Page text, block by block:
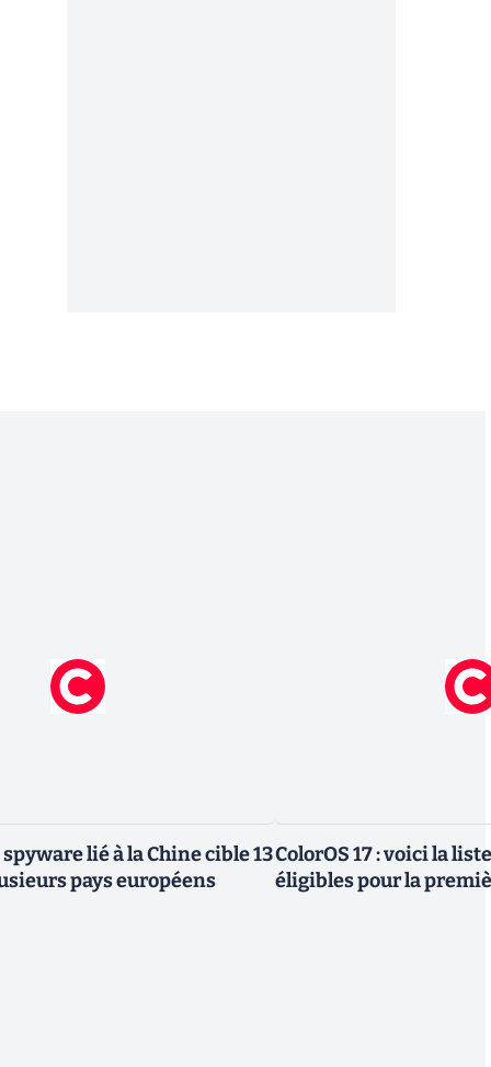
lié à la Chine cible 13
pays européens
ColorOS 17 : voici la
éligibles pour la